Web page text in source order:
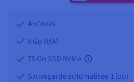
4 vCores
8 Go RAM
75 Go SSD NVMe
Sauvegarde automatisée 1 jour